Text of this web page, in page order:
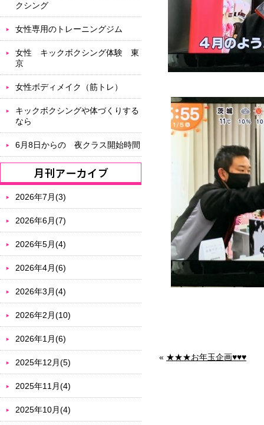
« ★★★お年玉企画♥♥♥
クシング
女性専用のトレーニングジム
女性 キックボクシング体験 東
京
女性ボディメイク（筋トレ）
キックボクシングや体づくりする
なら
6月8日からの 夜クラス開始時間
2026年7月(3)
2026年6月(7)
2026年5月(4)
2026年4月(6)
2026年3月(4)
2026年2月(10)
2026年1月(6)
2025年12月(5)
2025年11月(4)
2025年10月(4)